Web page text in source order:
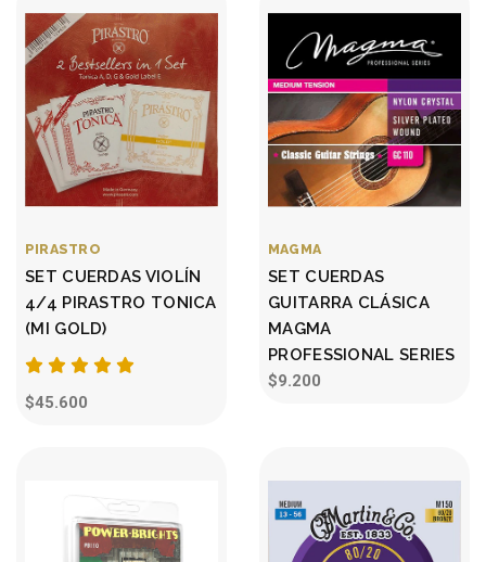
PIRASTRO
SET CUERDAS VIOLÍN
4/4 PIRASTRO TONICA
(MI GOLD)
$45.600
MAGMA
SET CUERDAS
GUITARRA CLÁSICA
MAGMA
PROFESSIONAL SERIES
$9.200